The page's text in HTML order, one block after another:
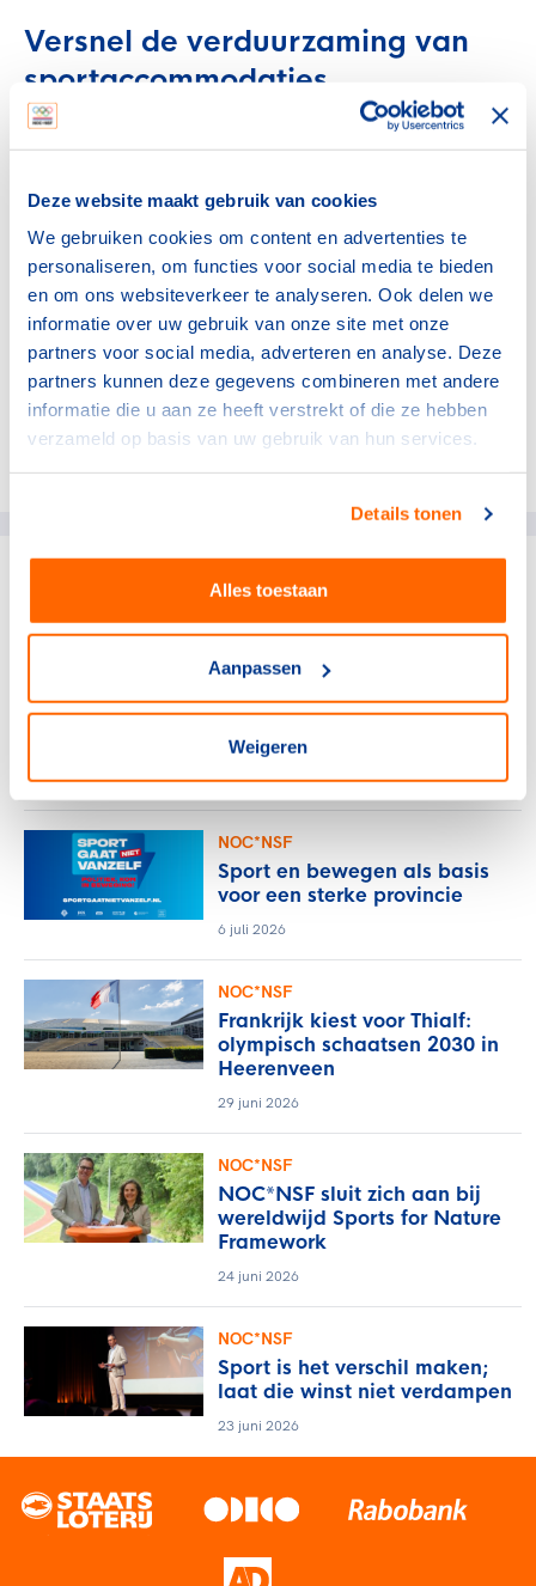
Deze website maakt gebruik van cookies
We gebruiken cookies om content en advertenties te
personaliseren, om functies voor social media te bieden
en om ons websiteverkeer te analyseren. Ook delen we
informatie over uw gebruik van onze site met onze
partners voor social media, adverteren en analyse. Deze
partners kunnen deze gegevens combineren met andere
informatie die u aan ze heeft verstrekt of die ze hebben
verzameld op basis van uw gebruik van hun services.
Details tonen
Alles toestaan
Aanpassen
Weigeren
Versnel de verduurzaming van
sportaccommodaties
Daarom is onze oproep aan dit kabinet: versnel de
weg te nemen en expertise beschikbaar te stellen aan
een gezond en sportief Nederland.
Kortom, minister Hermans: wij steunen graag met
concrete maatregelen in de ambities om ‘meer gas te
geven’ op het bereiken van de gezamenlijke
klimaatdoelstellingen.
gerelateerde artikelen
NOC*NSF
Verlos het midden- en
kleinbedrijf van de rekening
voor sportblessures
15 juli 2026
NOC*NSF
Sport en bewegen als basis
voor een sterke provincie
6 juli 2026
NOC*NSF
Frankrijk kiest voor Thialf:
olympisch schaatsen 2030 in
Heerenveen
29 juni 2026
NOC*NSF
NOC*NSF sluit zich aan bij
wereldwijd Sports for Nature
Framework
24 juni 2026
NOC*NSF
Sport is het verschil maken;
laat die winst niet verdampen
23 juni 2026